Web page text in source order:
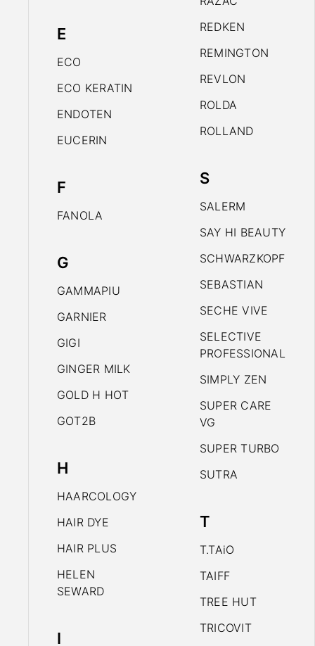
E
ECO
ECO KERATIN
ENDOTEN
EUCERIN
F
FANOLA
G
GAMMAPIU
GARNIER
GIGI
GINGER MILK
GOLD H HOT
GOT2B
H
HAARCOLOGY
HAIR DYE
HAIR PLUS
HELEN
SEWARD
I
REDKEN
REMINGTON
REVLON
ROLDA
ROLLAND
S
SALERM
SAY HI BEAUTY
SCHWARZKOPF
SEBASTIAN
SECHE VIVE
SELECTIVE
PROFESSIONAL
SIMPLY ZEN
SUPER CARE
VG
SUPER TURBO
SUTRA
T
T.TAiO
TAIFF
TREE HUT
TRICOVIT